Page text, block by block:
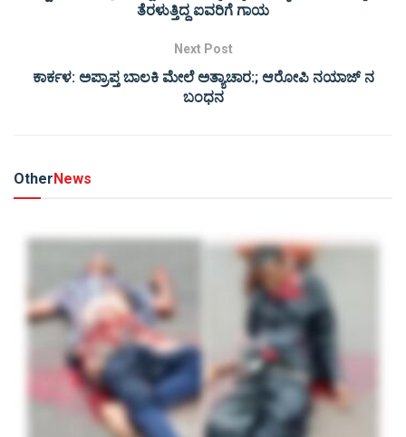
ತೆರಳುತ್ತಿದ್ದ ಐವರಿಗೆ ಗಾಯ
Next Post
ಕಾರ್ಕಳ: ಅಪ್ರಾಪ್ತ ಬಾಲಕಿ ಮೇಲೆ ಅತ್ಯಾಚಾರ:; ಆರೋಪಿ ನಯಾಜ್ ನ
ಬಂಧನ
OtherNews